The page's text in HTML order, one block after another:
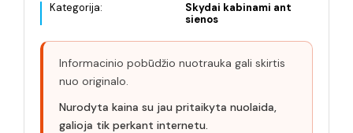
Kategorija:
Skydai kabinami ant
sienos
Informacinio pobūdžio nuotrauka gali skirtis
nuo originalo.
Nurodyta kaina su jau pritaikyta nuolaida,
galioja tik perkant internetu.